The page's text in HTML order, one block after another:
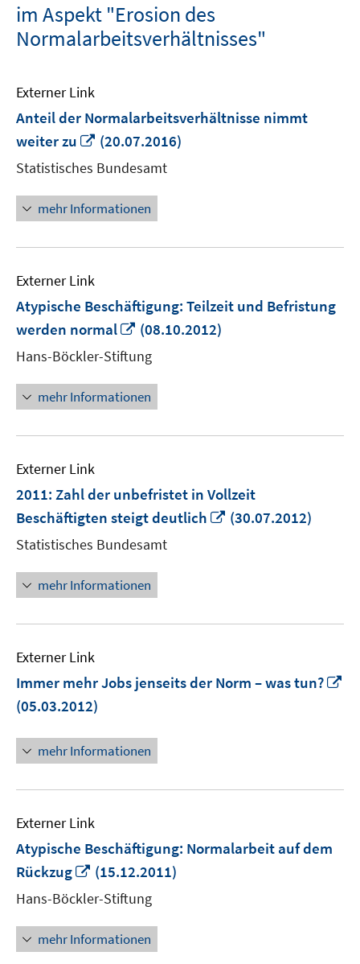
im Aspekt "Erosion des
Normalarbeitsverhältnisses"
Externer Link
Anteil der Normalarbeitsverhältnisse nimmt
weiter zu
In
neuem
Fenster
öffnen
(20.07.2016)
Statistisches Bundesamt
mehr Informationen
Externer Link
Atypische Beschäftigung: Teilzeit und Befristung
werden normal
In
Fenster
öffnen
(08.10.2012)
Hans-Böckler-Stiftung
mehr Informationen
Externer Link
2011: Zahl der unbefristet in Vollzeit
Beschäftigten steigt deutlich
In
(30.07.2012)
Statistisches Bundesamt
mehr Informationen
Externer Link
Immer mehr Jobs jenseits der Norm – was tun?
(05.03.2012)
mehr Informationen
Externer Link
Atypische Beschäftigung: Normalarbeit auf dem
Rückzug
In
neuem
Fenster
öffnen
(15.12.2011)
Hans-Böckler-Stiftung
mehr Informationen